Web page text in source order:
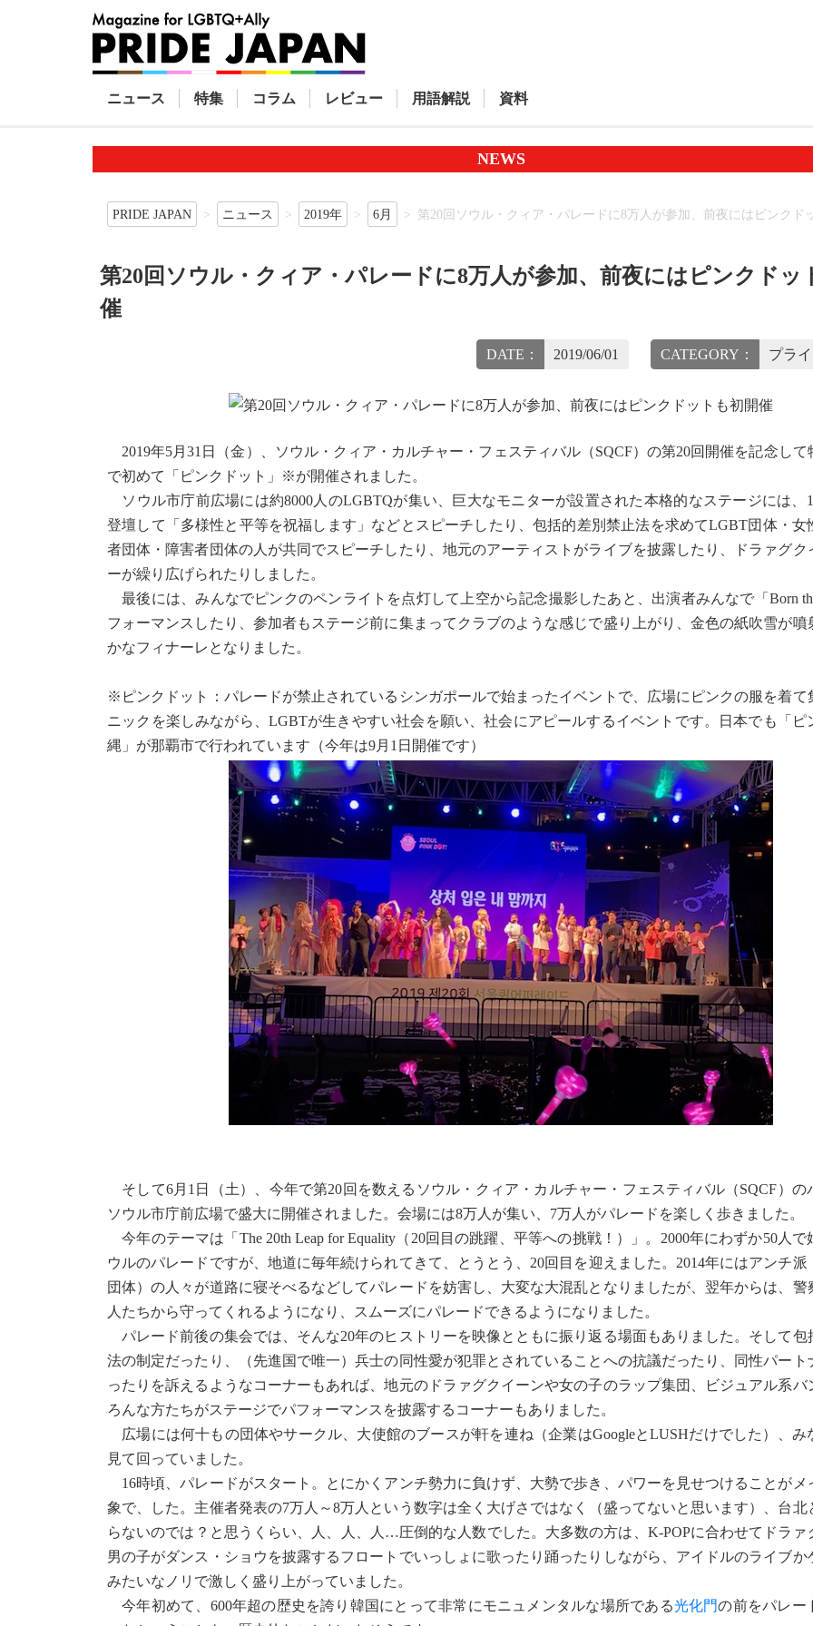
ニュース 特集 コラム レビュー 用語解説 資料
NEWS
PRIDE JAPAN ニュース 2019年 6月 第20回ソウル・クィア・パレードに8万人が参加、前夜にはピンクド
第20回ソウル・クィア・パレードに8万人が参加、前夜にはピンクドッ
催
DATE： 2019/06/01 CATEGORY： プラ
2019年5月31日（金）、ソウル・クィア・カルチャー・フェスティバル（SQCF）の第20回開催を記念して
で初めて「ピンクドット」※が開催されました。
ソウル市庁前広場には約8000人のLGBTQが集い、巨大なモニターが設置された本格的なステージには、
登壇して「多様性と平等を祝福します」などとスピーチしたり、包括的差別禁止法を求めてLGBT団体・女
者団体・障害者団体の人が共同でスピーチしたり、地元のアーティストがライブを披露したり、ドラァグク
ーが繰り広げられたりしました。
最後には、みんなでピンクのペンライトを点灯して上空から記念撮影したあと、出演者みんなで「Born
フォーマンスしたり、参加者もステージ前に集まってクラブのような感じで盛り上がり、金色の紙吹雪が噴
かなフィナーレとなりました。
※ピンクドット：パレードが禁止されているシンガポールで始まったイベントで、広場にピンクの服を着て
ニックを楽しみながら、LGBTが生きやすい社会を願い、社会にアピールするイベントです。日本でも「ピ
縄」が那覇市で行われています（今年は9月1日開催です）
そして6月1日（土）、今年で第20回を数えるソウル・クィア・カルチャー・フェスティバル（SQCF）の
ソウル市庁前広場で盛大に開催されました。会場には8万人が集い、7万人がパレードを楽しく歩きました。
今年のテーマは「The 20th Leap for Equality（20回目の跳躍、平等への挑戦！）」。2000年にわずか50人で
ウルのパレードですが、地道に毎年続けられてきて、とうとう、20回目を迎えました。2014年にはアンチ派
団体）の人々が道路に寝そべるなどしてパレードを妨害し、大変な大混乱となりましたが、翌年からは、警
人たちから守ってくれるようになり、スムーズにパレードできるようになりました。
パレード前後の集会では、そんな20年のヒストリーを映像とともに振り返る場面もありました。そして包
法の制定だったり、（先進国で唯一）兵士の同性愛が犯罪とされていることへの抗議だったり、同性パート
ったりを訴えるようなコーナーもあれば、地元のドラァグクイーンや女の子のラップ集団、ビジュアル系バ
ろんな方たちがステージでパフォーマンスを披露するコーナーもありました。
広場には何十もの団体やサークル、大使館のブースが軒を連ね（企業はGoogleとLUSHだけでした）、み
見て回っていました。
16時頃、パレードがスタート。とにかくアンチ勢力に負けず、大勢で歩き、パワーを見せつけることがメ
象で、した。主催者発表の7万人～8万人という数字は全く大げさではなく（盛ってないと思います）、台北
らないのでは？と思うくらい、人、人、人…圧倒的な人数でした。大多数の方は、K-POPに合わせてドラァ
男の子がダンス・ショウを披露するフロートでいっしょに歌ったり踊ったりしながら、アイドルのライブか
みたいなノリで激しく盛り上がっていました。
今年初めて、600年超の歴史を誇り韓国にとって非常にモニュメンタルな場所である光化門の前をパレー